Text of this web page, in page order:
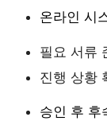
온라인 시
필요 서류
진행 상황
승인 후 후